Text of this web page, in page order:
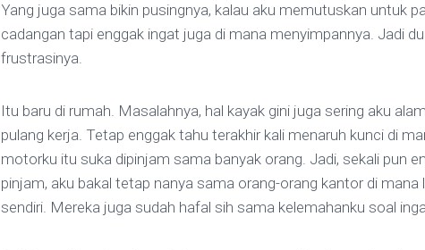
Yang juga sama bikin pusingnya, kalau aku memutuskan untuk
cadangan tapi enggak ingat juga di mana menyimpannya. Jadi
frustrasinya.
Itu baru di rumah. Masalahnya, hal kayak gini juga sering aku
pulang kerja. Tetap enggak tahu terakhir kali menaruh kunci di
motorku itu suka dipinjam sama banyak orang. Jadi, sekali pun
pinjam, aku bakal tetap nanya sama orang-orang kantor di mana
sendiri. Mereka juga sudah hafal sih sama kelemahanku soal